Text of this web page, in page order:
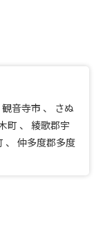
観音寺市 、 さぬ
町 、 綾歌郡宇
、 仲多度郡多度